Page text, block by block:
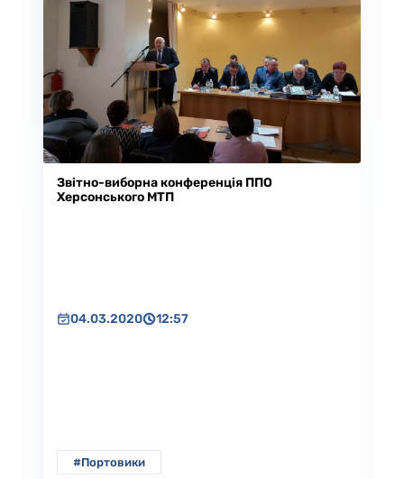
Звітно-виборна конференція ППО
Херсонського МТП
04.03.2020 12:57
#Портовики